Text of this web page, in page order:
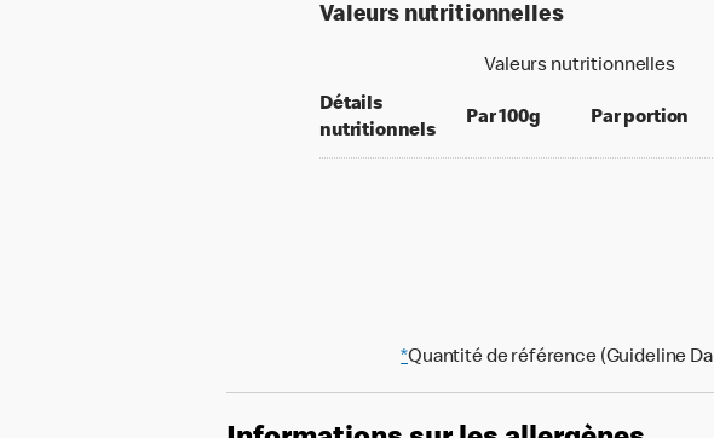
Valeurs nutritionnelles
Valeurs nutritionnelles
Détails
nutritionnels
Par 100gper 100 grams
Par portion
*Quantité de référence (Guideline